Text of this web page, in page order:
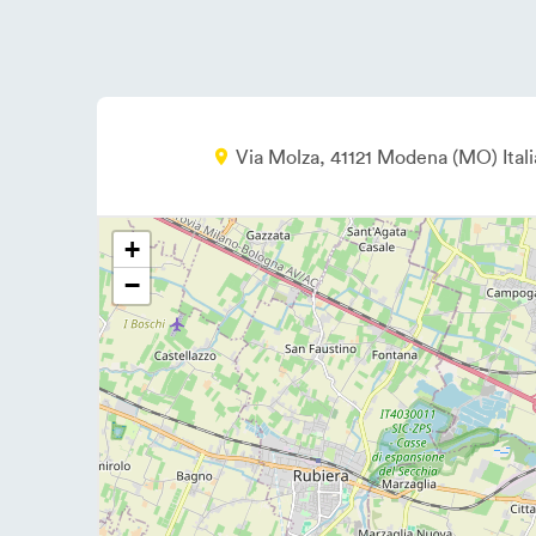
Via Molza 41121 Modena MO
+
−